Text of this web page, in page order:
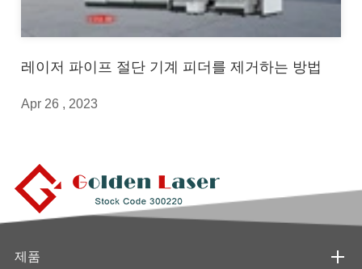
레이저 파이프 절단 기계 피더를 제거하는 방법
Apr 26 , 2023
제품